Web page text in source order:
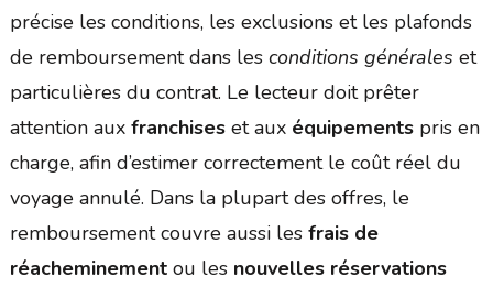
précise les conditions, les exclusions et les plafonds
de remboursement dans les conditions générales et
particulières du contrat. Le lecteur doit prêter
attention aux franchiseset aux équipementspris en
charge, afin d’estimer correctement le coût réel du
voyage annulé. Dans la plupart des offres, le
remboursement couvre aussi les frais de
réacheminementou les nouvelles réservations